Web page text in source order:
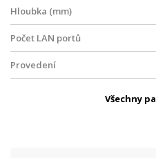
Hloubka (mm)
Počet LAN portů
Provedení
Všechny